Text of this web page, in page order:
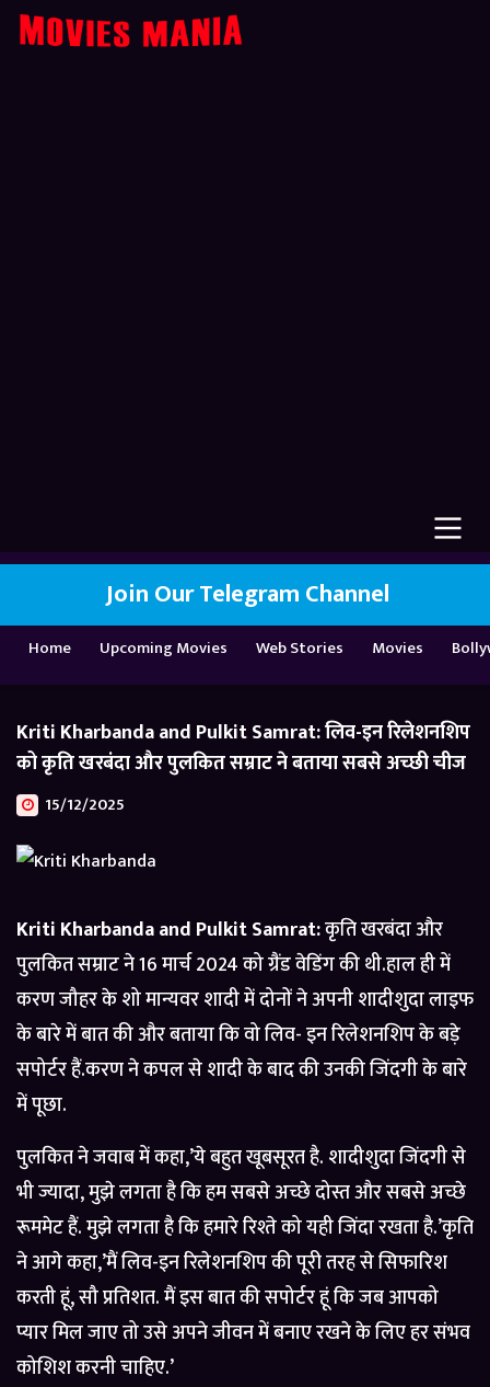
Join Our Telegram Channel
Home Upcoming Movies Web Stories Movies
Kriti Kharbanda and Pulkit Samrat: लिव-इन रिलेशनशिप
को कृति खरबंदा और पुलकित सम्राट ने बताया सबसे अच्छी चीज
15/12/2025
Kriti Kharbanda and Pulkit Samrat:कृति खरबंदा और
पुलकित सम्राट ने 16 मार्च 2024 को ग्रैंड वेडिंग की थी.हाल ही में
करण जौहर के शो मान्यवर शादी में दोनों ने अपनी शादीशुदा लाइफ
के बारे में बात की और बताया कि वो लिव- इन रिलेशनशिप के बड़े
सपोर्टर हैं.करण ने कपल से शादी के बाद की उनकी जिंदगी के बारे
में पूछा.
पुलकित ने जवाब में कहा,’ये बहुत खूबसूरत है. शादीशुदा जिंदगी से
भी ज्यादा, मुझे लगता है कि हम सबसे अच्छे दोस्त और सबसे अच्छे
रूममेट हैं. मुझे लगता है कि हमारे रिश्ते को यही जिंदा रखता है.’कृति
ने आगे कहा,’मैं लिव-इन रिलेशनशिप की पूरी तरह से सिफारिश
करती हूं, सौ प्रतिशत. मैं इस बात की सपोर्टर हूं कि जब आपको
प्यार मिल जाए तो उसे अपने जीवन में बनाए रखने के लिए हर संभव
कोशिश करनी चाहिए.’